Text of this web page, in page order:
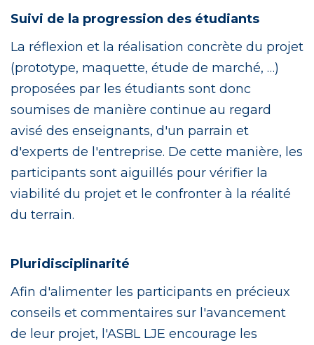
Suivi de la progression des étudiants
La réflexion et la réalisation concrète du projet
(prototype, maquette, étude de marché, …)
proposées par les étudiants sont donc
soumises de manière continue au regard
avisé des enseignants, d'un parrain et
d'experts de l'entreprise. De cette manière, les
participants sont aiguillés pour vérifier la
viabilité du projet et le confronter à la réalité
du terrain.
Pluridisciplinarité
Afin d'alimenter les participants en précieux
conseils et commentaires sur l'avancement
de leur projet, l'ASBL LJE encourage les